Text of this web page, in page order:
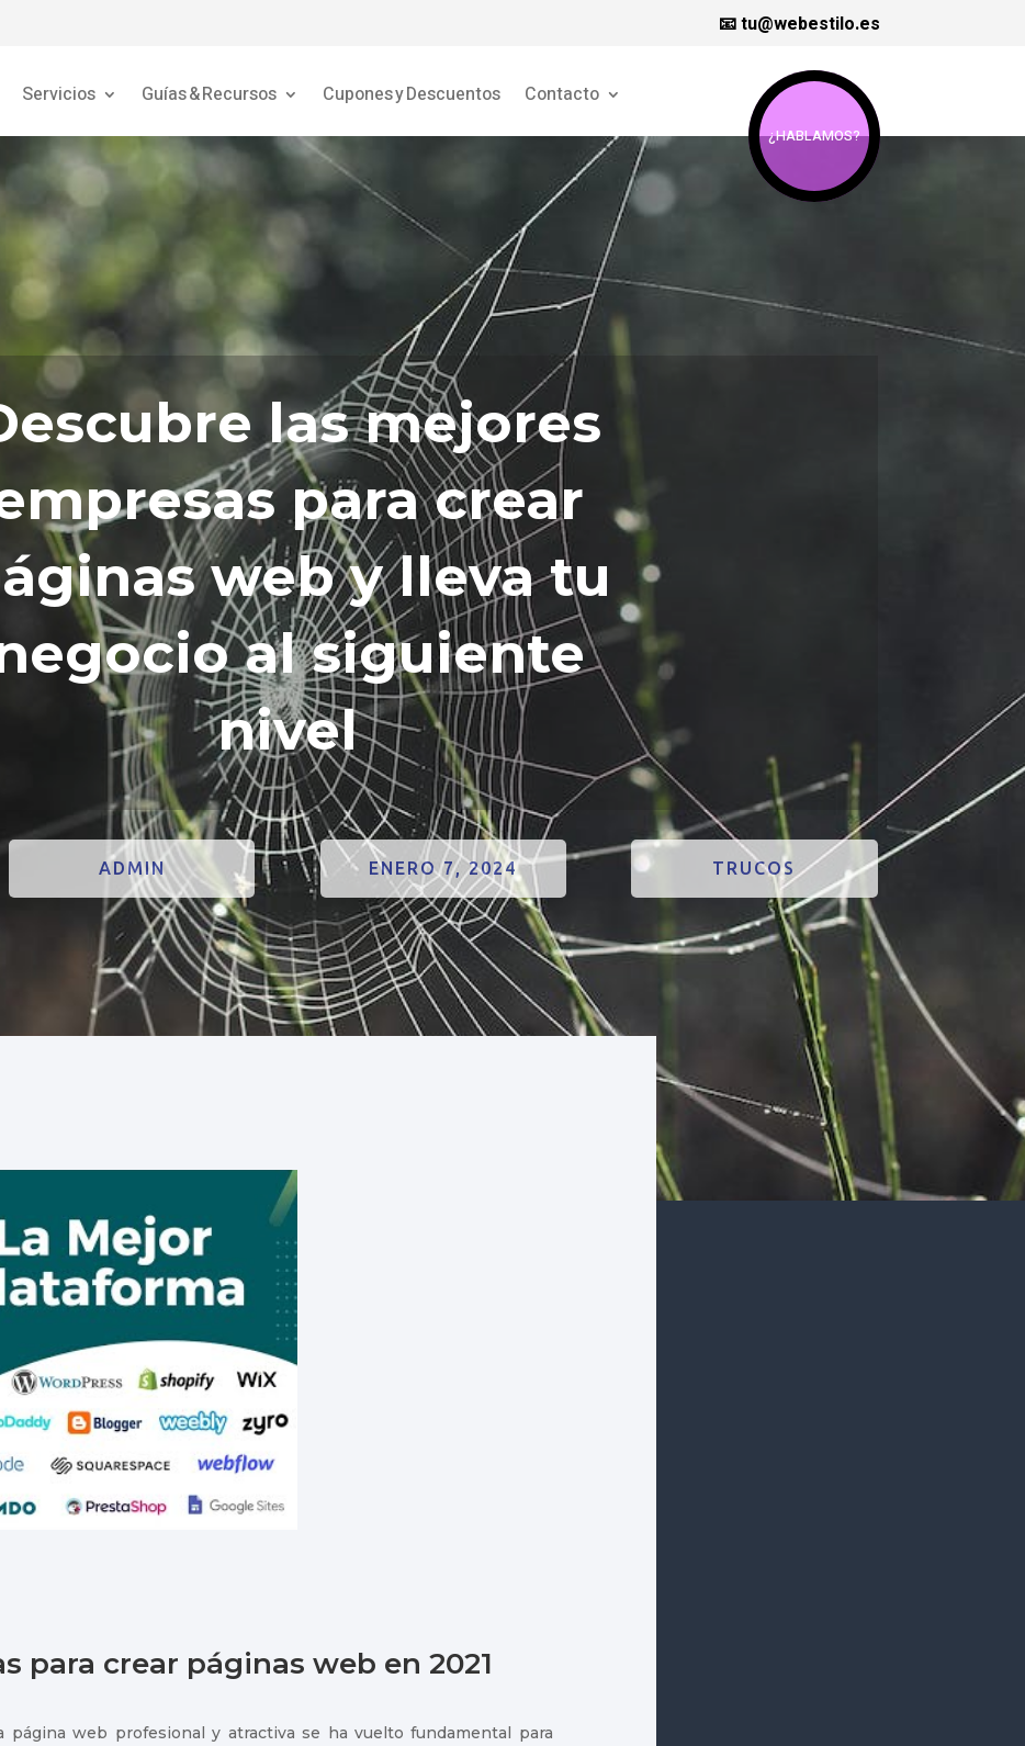
📧 tu@webestilo.es
Servicios Guías & Recursos Cupones y Descuentos Contacto
¿HABLAMOS?
las mejores
para crear
web y lleva tu
al siguiente
nivel
ADMIN ENERO 7, 2024 TRUCOS
para crear páginas web en 2021
web profesional y atractiva se ha vuelto fundamental para